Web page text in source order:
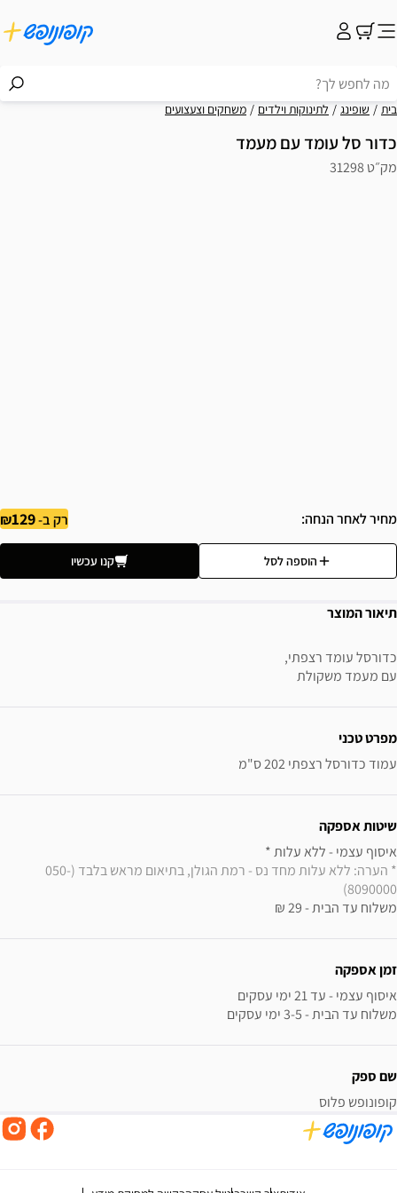
בית שופינג לתינוקות וילדים משחקים וצעצועים
כדור סל עומד עם מעמד
מק״ט 31298
מחיר לאחר הנחה רק ב-129
הוספה לסל קנו עכשיו
תיאור המוצר
כדורסל עומד רצפתי,
עם מעמד משקולת
מפרט טכני
עמוד כדורסל רצפתי 202 ס"מ
שיטות אספקה
איסוף עצמי - ללא עלות *
* הערה: ללא עלות מחד נס - רמת הגולן, בתיאום מראש בלבד (050-
8090000)
משלוח עד הבית - 29 ₪
זמן אספקה
משלוח עד הבית - 3-5 ימי עסקים
שם ספק
קופונופש פלוס